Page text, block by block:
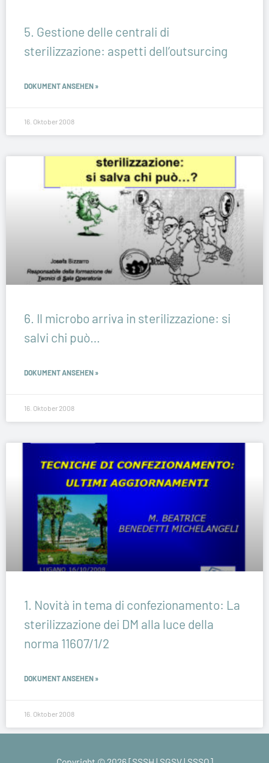
5. Gestione delle centrali di
sterilizzazione: aspetti dell’outsurcing
DOKUMENT ANSEHEN »
16. Oktober 2008
6. Il microbo arriva in sterilizzazione: si
salvi chi può…
DOKUMENT ANSEHEN »
16. Oktober 2008
1. Novità in tema di confezionamento: La
sterilizzazione dei DM alla luce della
norma 11607/1/2
DOKUMENT ANSEHEN »
16. Oktober 2008